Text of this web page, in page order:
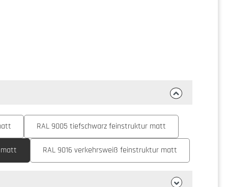
RAL 9005 tiefschwarz feinstruktur matt
RAL 9016 verkehrsweiß feinstruktur matt